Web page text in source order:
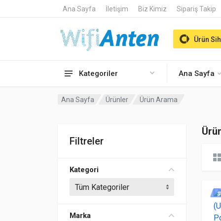
Ana Sayfa İletişim Biz Kimiz Sipariş Takip
Kategoriler Ana Sayfa
Ürün
Ana Sayfa Ürünler Ürün Arama
Filtreler
Kategori
Marka